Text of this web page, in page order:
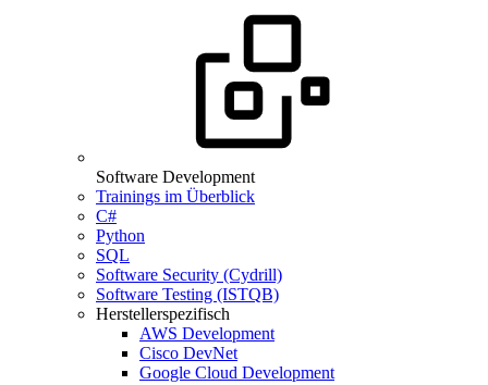
Software Development
Trainings im Überblick
C#
Python
SQL
Software Security (Cydrill)
Software Testing (ISTQB)
Herstellerspezifisch
AWS Development
Cisco DevNet
Google Cloud Development